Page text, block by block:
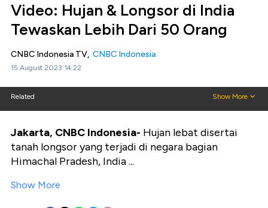
Video: Hujan & Longsor di India
Tewaskan Lebih Dari 50 Orang
CNBC Indonesia TV, CNBC Indonesia
15 August 2023 14:22
Related Show More
Jakarta, CNBC Indonesia- Hujan lebat disertai
tanah longsor yang terjadi di negara bagian
Himachal Pradesh, India ...
Show More